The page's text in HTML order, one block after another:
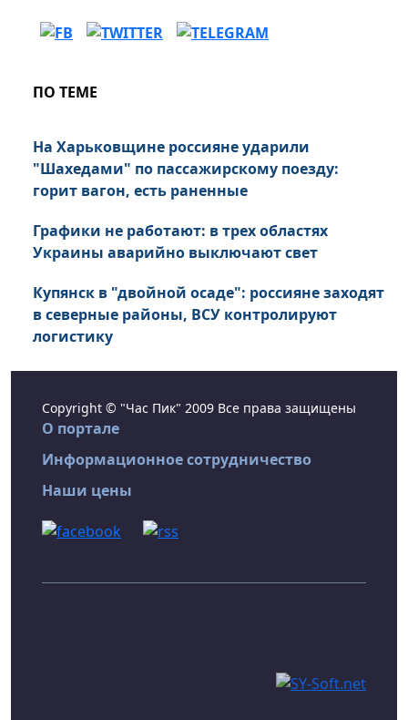
ПО ТЕМЕ
На Харьковщине россияне ударили
"Шахедами" по пассажирскому поезду:
горит вагон, есть раненные
Графики не работают: в трех областях
Украины аварийно выключают свет
Купянск в "двойной осаде": россияне заходят
в северные районы, ВСУ контролируют
логистику
Copyright © "Час Пик" 2009 Все права защищены
О портале
Информационное сотрудничество
Наши цены